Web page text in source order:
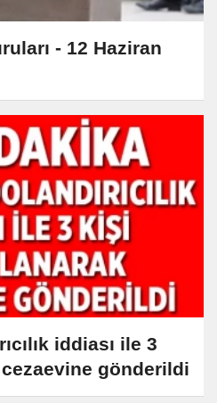
- 12 Haziran
iddiası ile 3
gönderildi